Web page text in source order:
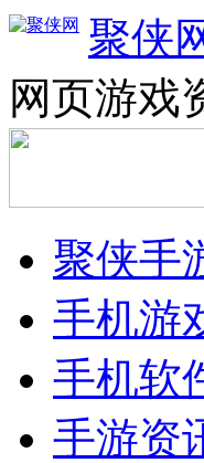
聚侠
网页游戏
聚侠手
手机游
手机软
手游资